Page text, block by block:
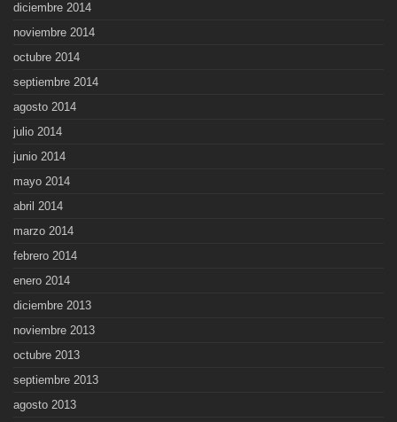
diciembre 2014
noviembre 2014
octubre 2014
septiembre 2014
agosto 2014
julio 2014
junio 2014
mayo 2014
abril 2014
marzo 2014
febrero 2014
enero 2014
diciembre 2013
noviembre 2013
octubre 2013
septiembre 2013
agosto 2013